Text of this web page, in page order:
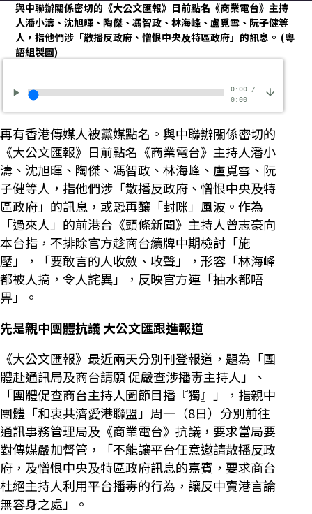
與中聯辦關係密切的《大公文匯報》日前點名《商業電台》主持
人潘小濤、沈旭暉、陶傑、馮智政、林海峰、盧覓雪、阮子健等
人，指他們涉「散播反政府、憎恨中央及特區政府」的訊息。 (粵
語組製圖)
0:00/
0:00
再有香港傳媒人被黨媒點名。與中聯辦關係密切的
《大公文匯報》日前點名《商業電台》主持人潘小
濤、沈旭暉、陶傑、馮智政、林海峰、盧覓雪、阮
子健等人，指他們涉「散播反政府、憎恨中央及特
區政府」的訊息，或恐再釀「封咪」風波。作為
「過來人」的前港台《頭條新聞》主持人曾志豪向
本台指，不排除官方趁商台續牌中期檢討「施
壓」，「要敢言的人收斂、收聲」，形容「林海峰
都被人搞，令人詫異」，反映官方連「抽水都唔
畀」。
先是親中團體抗議 大公文匯跟進報道
《大公文匯報》最近兩天分別刊登報道，題為「團
體赴通訊局及商台請願 促嚴查涉播毒主持人」、
「團體促查商台主持人圖節目播『獨』」，指親中
團體「和衷共濟愛港聯盟」周一（8日）分別前往
通訊事務管理局及《商業電台》抗議，要求當局要
對傳媒嚴加督管，「不能讓平台任意邀請散播反政
府，及憎恨中央及特區政府訊息的嘉賓，要求商台
杜絕主持人利用平台播毒的行為，讓反中賣港言論
無容身之處」。